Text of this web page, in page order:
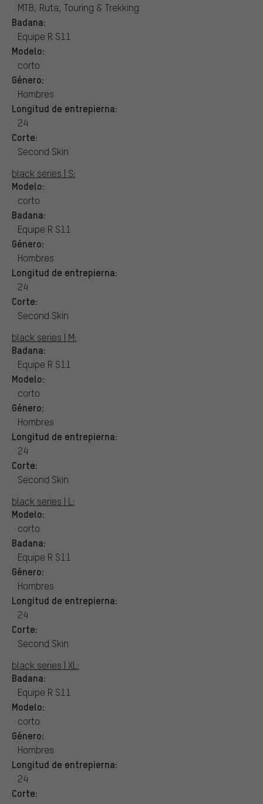
MTB, Ruta, Touring & Trekking
Badana:
Equipe R S11
Modelo:
corto
Género:
Hombres
Longitud de entrepierna:
24
Corte:
Second Skin
black series | S:
Modelo:
corto
Badana:
Equipe R S11
Género:
Hombres
Longitud de entrepierna:
24
Corte:
Second Skin
black series | M:
Badana:
Equipe R S11
Modelo:
corto
Género:
Hombres
Longitud de entrepierna:
24
Corte:
Second Skin
black series | L:
Modelo:
corto
Badana:
Equipe R S11
Género:
Hombres
Longitud de entrepierna:
24
Corte:
Second Skin
black series | XL:
Badana:
Equipe R S11
Modelo:
corto
Género:
Hombres
Longitud de entrepierna:
24
Corte: